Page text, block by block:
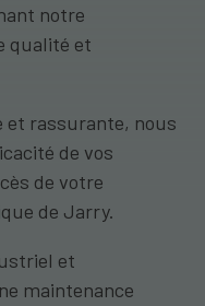
notre
qualité et
et rassurante, nous
de vos
de votre
de Jarry.
et
maintenance